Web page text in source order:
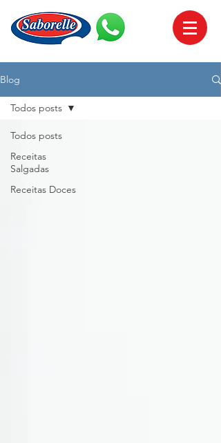
Blog
Todos posts
Receitas
Salgadas
Receitas Doces
Todos posts